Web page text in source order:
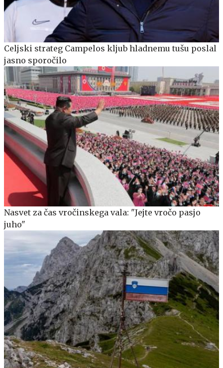
Celjski strateg Campelos kljub hladnemu tušu poslal
jasno sporočilo
Nasvet za čas vročinskega vala: "Jejte vročo pasjo
juho"